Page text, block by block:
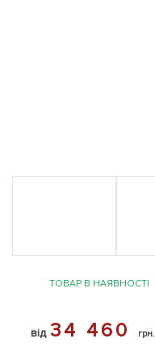
ТОВАР В НАЯВНОСТІ
від 34 460 грн.